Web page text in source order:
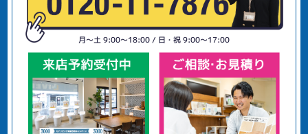
月〜土 9:00〜18:00 / 日・祝 9:00〜17:00